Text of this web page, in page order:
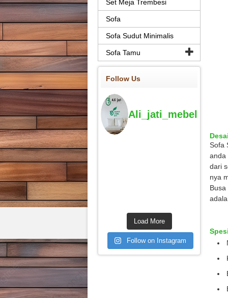
Sofa
anda
dari
nya
Set Meja Trembesi
Sofa
Sofa Sudut Minimalis
Sofa Tamu
Follow Us
Ali_jati_mebel
Load More
Follow on Instagram